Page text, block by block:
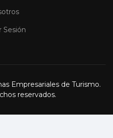
Sesión
Empresariales de Turismo.
reservados.